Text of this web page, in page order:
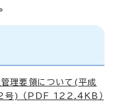
管理要領について(平成
) （PDF 122.4KB）